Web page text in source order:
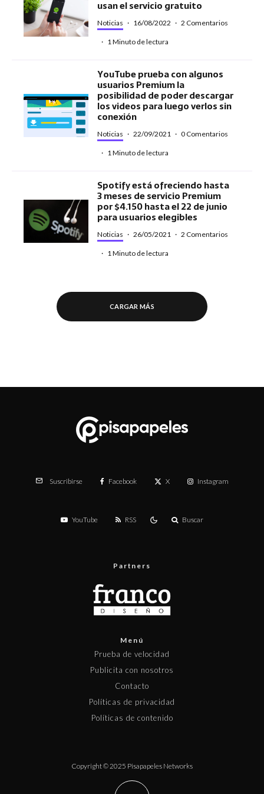
usan el servicio gratuito
Noticias · 16/08/2022 · 2 Comentarios
· 1 Minuto de lectura
YouTube prueba con algunos
usuarios Premium la
posibilidad de poder descargar
los videos para luego verlos sin
conexión
Noticias · 22/09/2021 · 0 Comentarios
· 1 Minuto de lectura
Spotify está ofreciendo hasta
3 meses de servicio Premium
por $4.150 hasta el 22 de junio
para usuarios elegibles
Noticias · 26/05/2021 · 2 Comentarios
· 1 Minuto de lectura
CARGAR MÁS
Suscribirse Facebook X Instagram
YouTube RSS Buscar
Partners
Menú
Prueba de velocidad
Publicita con nosotros
Contacto
Políticas de privacidad
Políticas de contenido
Copyright © 2025 Pisapapeles Networks